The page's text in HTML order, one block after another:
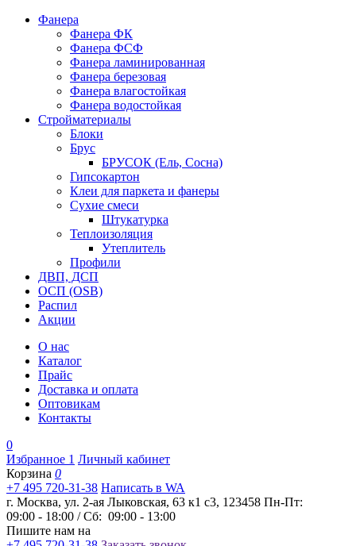
Фанера
Фанера ФК
Фанера ФСФ
Фанера ламинированная
Фанера березовая
Фанера влагостойкая
Фанера водостойкая
Стройматериалы
Блоки
Брус
БРУСОК (Ель, Сосна)
Гипсокартон
Клеи для паркета и фанеры
Сухие смеси
Штукатурка
Теплоизоляция
Утеплитель
Профили
ДВП, ДСП
ОСП (OSB)
Распил
Акции
О нас
Каталог
Прайс
Доставка и оплата
Оптовикам
Контакты
0
Избранное 1 Личный кабинет
Корзина 0
+7 495 720-31-38 Написать в WA
г. Москва, ул. 2-ая Лыковская, 63 к1 с3, 123458 Пн-Пт:
09:00 - 18:00 / Сб: 09:00 - 13:00
Пишите нам на